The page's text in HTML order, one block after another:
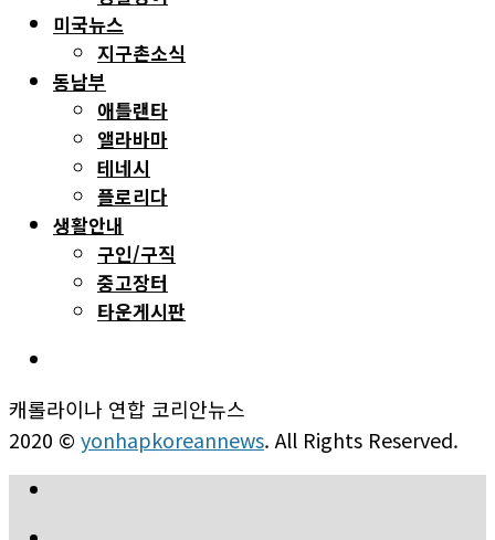
미국뉴스
지구촌소식
동남부
애틀랜타
앨라바마
테네시
플로리다
생활안내
구인/구직
중고장터
타운게시판
캐롤라이나 연합 코리안뉴스
2020 © yonhapkoreannews. All Rights Reserved.